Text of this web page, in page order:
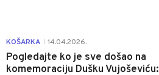
KOŠARKA 14.04.2026.
Pogledajte ko je sve došao na
komemoraciju Dušku Vujoševiću: